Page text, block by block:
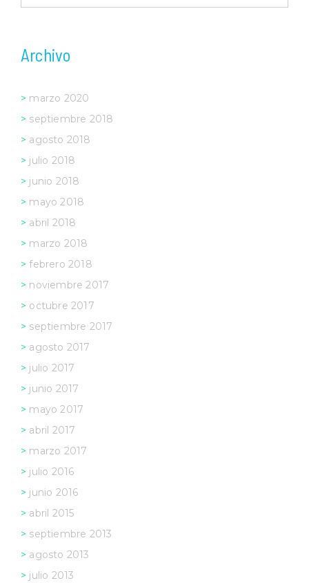
Archivo
marzo 2020
septiembre 2018
agosto 2018
julio 2018
junio 2018
mayo 2018
abril 2018
marzo 2018
febrero 2018
noviembre 2017
octubre 2017
septiembre 2017
agosto 2017
julio 2017
junio 2017
mayo 2017
abril 2017
marzo 2017
julio 2016
junio 2016
abril 2015
septiembre 2013
agosto 2013
julio 2013